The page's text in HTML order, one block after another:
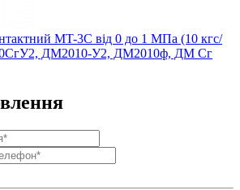
MT-3C від 0 до 1 МПа (10 кгс/
ДМ2010-У2, ДМ2010ф, ДМ Сг